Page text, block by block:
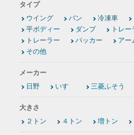
タイプ
ウイング
バン 冷凍車
平ボディー
ダンプ
トレ
トレーラー
パッカー アー
その他
メーカー
日野
いすゞ 三菱ふそう
大きさ
２トン
４トン 増トン